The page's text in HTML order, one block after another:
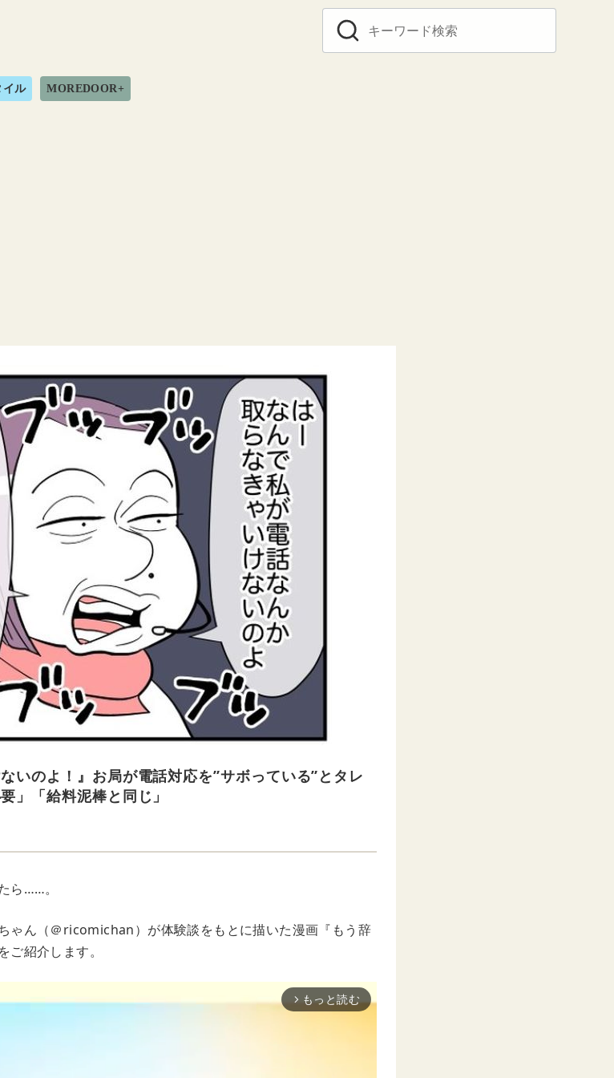
イル MOREDOOR+
いのよ！』お局が電話対応を”サボっている”とタレ
」「給料泥棒と同じ」
ら……。
ゃん（＠ricomichan）が体験談をもとに描いた漫画『もう辞
紹介します。
arrow_forward_ios もっと読む